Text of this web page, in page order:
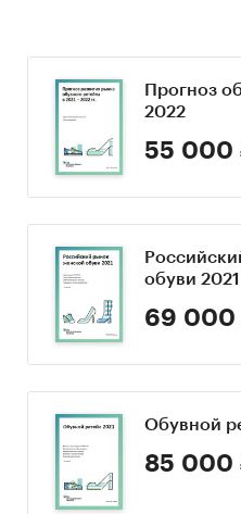
Прогноз
2022
55 000
обуви 2021
69 000
Обувной
85 000